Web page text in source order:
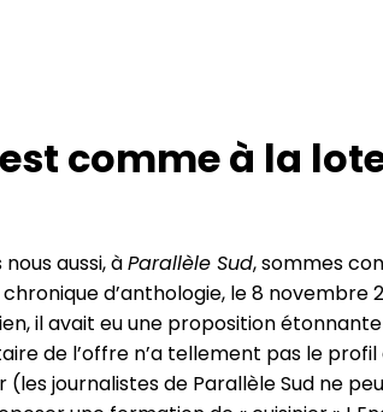
comme à la
aussi, àParallèle Sud, sommes
d’anthologie, le 8 novembre
il avait eu une proposition
de l’offre n’a tellement pas le
journalistes de Parallèle Sud ne